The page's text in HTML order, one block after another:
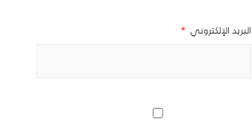
البريد الإلكتروني *